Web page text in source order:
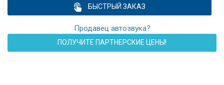
БЫСТРЫЙ ЗАКАЗ
Продавец автозвука?
ПОЛУЧИТЕ ПАРТНЕРСКИЕ ЦЕНЫ!